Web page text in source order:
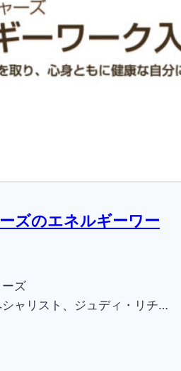
ズのエネルギーワー
ズ
ャリスト、ジュディ・リチ…